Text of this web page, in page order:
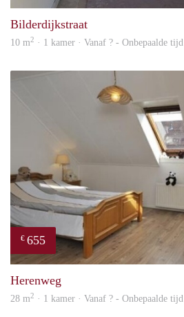
Bilderdijkstraat
10 m2 · 1 kamer · Vanaf ? - Onbepaalde tijd
€ 655
Herenweg
28 m2 · 1 kamer · Vanaf ? - Onbepaalde tijd